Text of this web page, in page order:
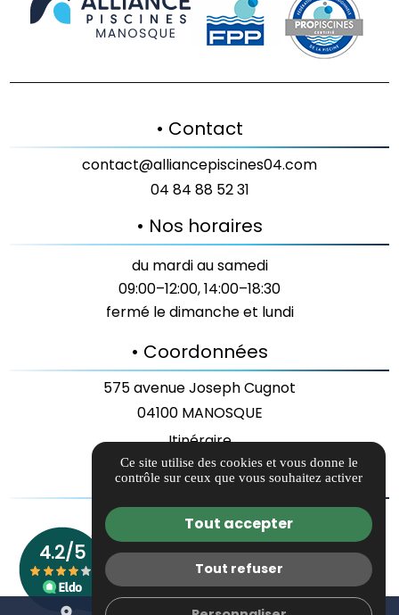
• Contact
contact@alliancepiscines04.com
04 84 88 52 31
• Nos horaires
du mardi au samedi
09:00–12:00, 14:00–18:30
fermé le dimanche et lundi
• Coordonnées
575 avenue Joseph Cugnot
04100 MANOSQUE
Itinéraire
• Liens utiles
Guide local
Informations complémentaires
Mentions légales
Politique de confidentialité
Ce site utilise des cookies et vous donne le
contrôle sur ceux que vous souhaitez activer
Tout accepter
Tout refuser